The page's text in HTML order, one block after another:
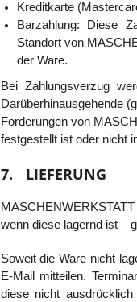
Kreditkarte
Barzahlung:
Diese
Standort von
der Ware.
Bei Zahlungsverzug
Darüberhinausgehende
Forderungen von
festgestellt ist oder nicht
7. LIEFERUNG
wenn diese lagernd ist –
Soweit die Ware nicht
E-Mail mitteilen.
diese nicht